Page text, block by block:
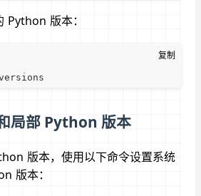
Python 版本：
局部 Python 版本
版本，使用以下命令设置系统
版本：